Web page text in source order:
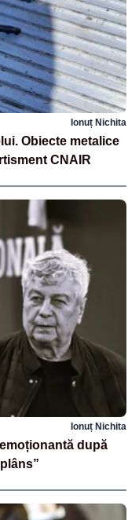
Ionuț Nichita
Obiecte metalice
CNAIR
Ionuț Nichita
după